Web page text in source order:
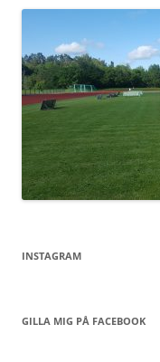
INSTAGRAM
GILLA MIG PÅ FACEBOOK